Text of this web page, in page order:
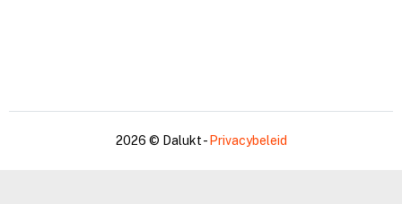
2026 © Dalukt - Privacybeleid